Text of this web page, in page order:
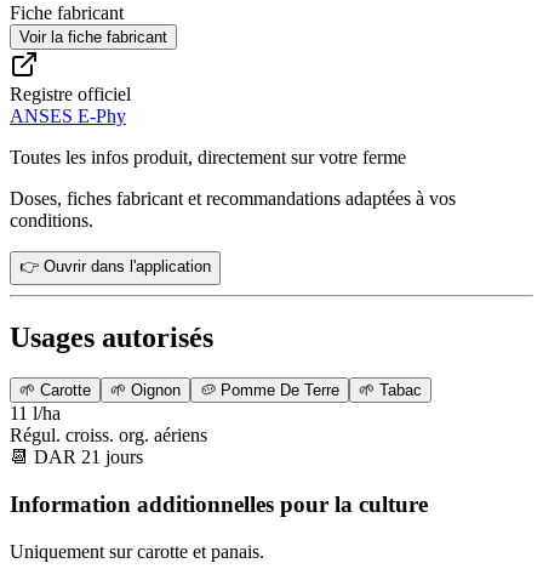
Fiche fabricant
Voir la fiche fabricant
Registre officiel
ANSES E-Phy
Toutes les infos produit, directement sur votre ferme
Doses, fiches fabricant et recommandations adaptées à vos
conditions.
👉 Ouvrir dans l'application
Usages autorisés
🌱 Carotte 🌱 Oignon 🥔 Pomme De Terre 🌱 Tabac
11 l/ha
Régul. croiss. org. aériens
📆 DAR 21 jours
Information additionnelles pour la culture
Uniquement sur carotte et panais.